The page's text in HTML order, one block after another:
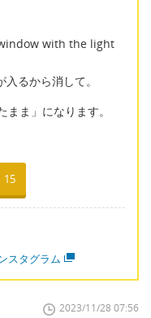
with the light
るから消して。
ま」になります。
15
スタグラム
2023/11/28 07:56